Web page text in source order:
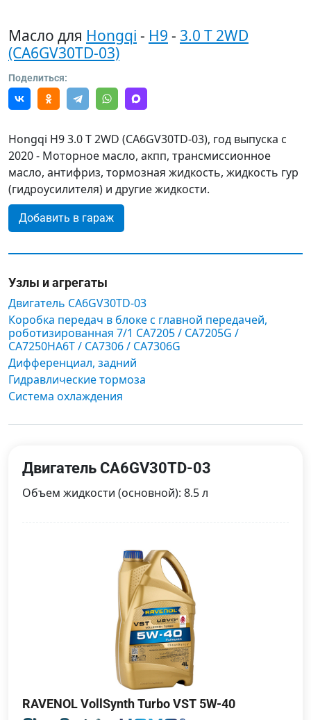
Масло для Hongqi - H9 - 3.0 T 2WD
(CA6GV30TD-03)
Поделиться:
Hongqi H9 3.0 T 2WD (CA6GV30TD-03), год выпуска с
2020 - Моторное масло, акпп, трансмиссионное
масло, антифриз, тормозная жидкость, жидкость гур
(гидроусилителя) и другие жидкости.
Добавить в гараж
Узлы и агрегаты
Двигатель CA6GV30TD-03
Коробка передач в блоке с главной передачей,
роботизированная 7/1 CA7205 / CA7205G /
CA7250HA6T / CA7306 / CA7306G
Дифференциал, задний
Гидравлические тормоза
Система охлаждения
Двигатель CA6GV30TD-03
Объем жидкости (основной): 8.5 л
RAVENOL VollSynth Turbo VST 5W-40